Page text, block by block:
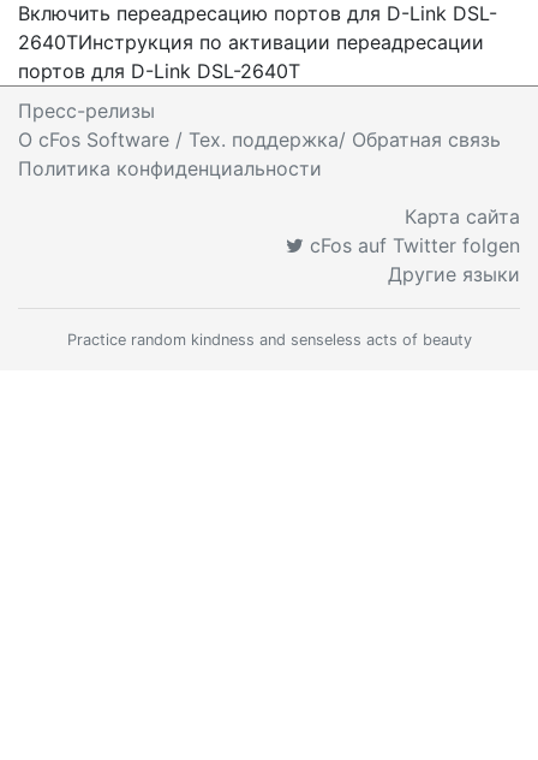
Включить переадресацию портов для D-Link DSL-
2640TИнструкция по активации переадресации
портов для D-Link DSL-2640T
Пресс-релизы
O cFos Software / Тех. поддержка/ Обратная связь
Политика конфиденциальности
Карта сайта
cFos auf Twitter folgen
Другие языки
Practice random kindness and senseless acts of beauty